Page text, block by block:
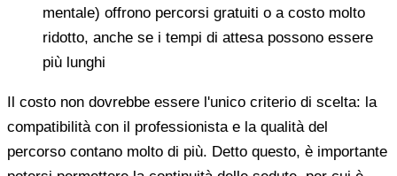
mentale) offrono percorsi gratuiti o a costo molto
ridotto, anche se i tempi di attesa possono essere
più lunghi
Il costo non dovrebbe essere l'unico criterio di scelta: la
compatibilità con il professionista e la qualità del
percorso contano molto di più. Detto questo, è importante